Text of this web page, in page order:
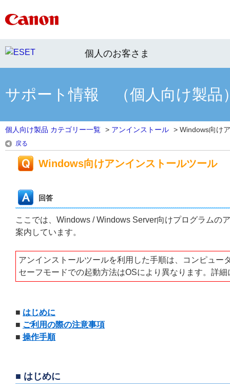
個人のお客さま
サポート情報 （個人向け製品
個人向け製品 カテゴリー一覧 > アンインストール > Windows向け
戻る
Windows向けアンインストールツール
回答
ここでは、Windows / Windows Server向けプログラムの
案内しています。
アンインストールツールを利用した手順は、コンピュー
セーフモードでの起動方法はOSにより異なります。詳
■ はじめに
■ ご利用の際の注意事項
■ 操作手順
■ はじめに